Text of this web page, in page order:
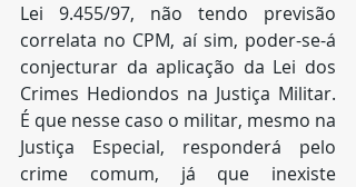
Lei 9.455/97, não tendo previsão
correlata no CPM, aí sim, poder-se-á
conjecturar da aplicação da Lei dos
Crimes Hediondos na Justiça Militar.
É que nesse caso o militar, mesmo na
Justiça Especial, responderá pelo
crime comum, já que inexiste